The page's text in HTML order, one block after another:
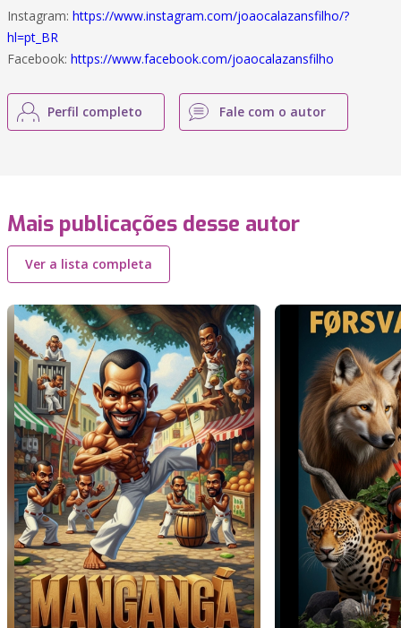
Instagram: https://www.instagram.com/joaocalazansfilho/?
hl=pt_BR
Facebook: https://www.facebook.com/joaocalazansfilho
Perfil completo Fale com o autor
Mais publicações desse autor
Ver a lista completa